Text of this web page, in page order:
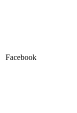
Facebook